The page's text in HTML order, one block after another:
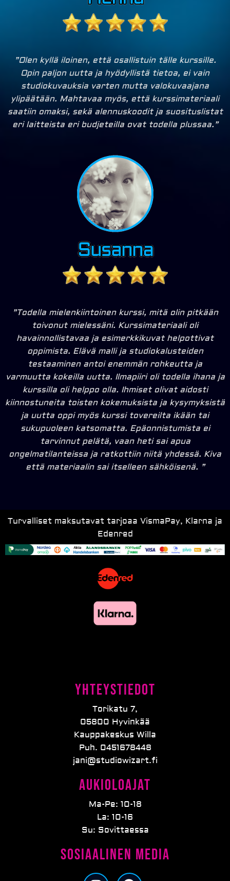
”Olen kyllä iloinen, että osallistuin tälle kurssille.
Opin paljon uutta ja hyödyllistä tietoa, ei vain
studiokuvauksia varten mutta valokuvaajana
ylipäätään. Mahtavaa myös, että kurssimateriaali
saatiin omaksi, sekä alennuskoodit ja suosituslistat
eri laitteista eri budjeteilla ovat todella plussaa.”
”Todella mielenkiintoinen kurssi, mitä olin pitkään
toivonut mielessäni. Kurssimateriaali oli
havainnollistavaa ja esimerkkikuvat helpottivat
oppimista. Elävä malli ja studiokalusteiden
testaaminen antoi enemmän rohkeutta ja
varmuutta kokeilla uutta. Ilmapiiri oli todella ihana ja
kurssilla oli helppo olla. Ihmiset olivat aidosti
kiinnostuneita toisten kokemuksista ja kysymyksistä
ja uutta oppi myös kurssi tovereilta ikään tai
sukupuoleen katsomatta. Epäonnistumista ei
tarvinnut pelätä, vaan heti sai apua
ongelmatilanteissa ja ratkottiin niitä yhdessä. Kiva
että materiaalin sai itselleen sähköisenä. ”
Turvalliset maksutavat tarjoaa VismaPay, Klarna ja
Edenred
Yhteystiedot
Torikatu 7,
05800 Hyvinkää
Kauppakeskus Willa
Puh. 0451678448
jani@studiowizart.fi
Aukioloajat
Ma-Pe: 10-18
La: 10-16
Su: Sovittaessa
Sosiaalinen media